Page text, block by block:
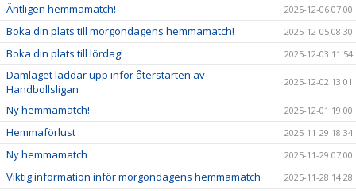
Äntligen hemmamatch! 2025-12-06 07:00
Boka din plats till morgondagens hemmamatch! 2025-12-05 08:30
Boka din plats till lördag! 2025-12-03 11:54
Damlaget laddar upp inför återstarten av
Handbollsligan
2025-12-02 13:01
Ny hemmamatch! 2025-12-01 19:00
Hemmaförlust 2025-11-29 18:34
Ny hemmamatch 2025-11-29 07:00
Viktig information inför morgondagens hemmamatch 2025-11-28 14:28